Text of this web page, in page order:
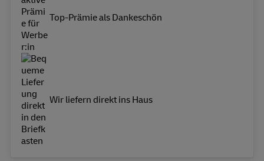
Top-Prämie als Dankeschön
Wir liefern direkt ins Haus